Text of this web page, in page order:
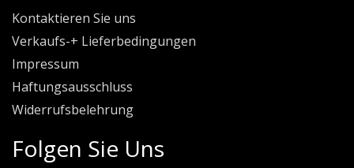
Kontaktieren Sie uns
Verkaufs-+ Lieferbedingungen
Impressum
Haftungsausschluss
Widerrufsbelehrung
Folgen Sie Uns